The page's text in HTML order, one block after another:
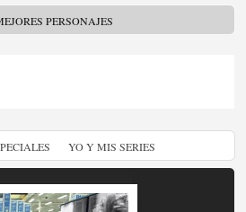
PERSONAJES
YO Y MIS SERIES